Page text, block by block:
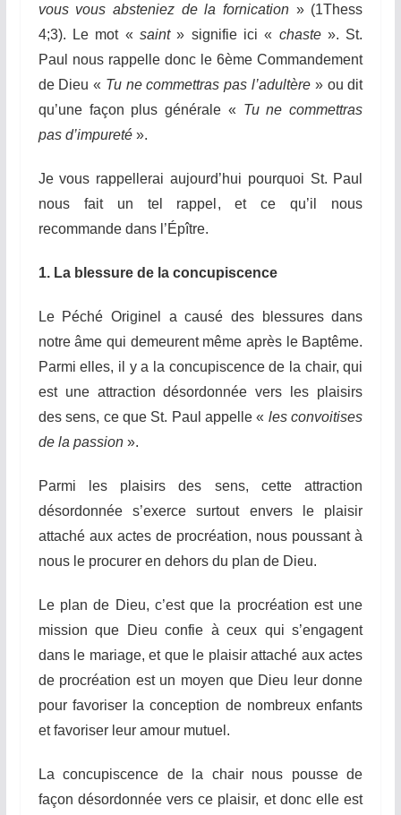
vous vous absteniez de la fornication » (1Thess
4;3). Le mot «saint» signifie ici « chaste ». St.
Paul nous rappelle donc le 6ème Commandement
de Dieu « Tu ne commettras pas l’adultère » ou dit
qu’une façon plus générale « Tu ne commettras
pas d’impureté ».
Je vous rappellerai aujourd’hui pourquoi St. Paul
nous fait un tel rappel , et ce qu’il
nous
recommande dans l’Épître.
1. La blessure de la concupiscence
Le Péché Originel a causé des blessures dans
notre âme qui demeurent même après le Baptême.
Parmi elles, il y a la concupiscence de la chair, qui
est une attraction désordonnée vers les plaisirs
des sens, ce que St. Paul appelle « les convoitises
de la passion ».
Parmi les plaisirs des sens, cette attraction
désordonnée s’exerce surtout envers le plaisir
attaché aux actes de procréation, nous poussant à
nous le procurer en dehors du plan de Dieu.
Le plan de Dieu, c’est que la procréation est une
mission que Dieu confie à ceux qui s’engagent
dans le mariage, et que le plaisir attaché aux actes
de procréation est un moyen que Dieu leur donne
pour favoriser la conception de nombreux enfants
et favoriser leur amour mutuel.
La concupiscence de la chair nous pousse de
façon désordonnée vers ce plaisir, et donc elle est